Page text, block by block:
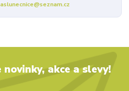
akce a slevy!